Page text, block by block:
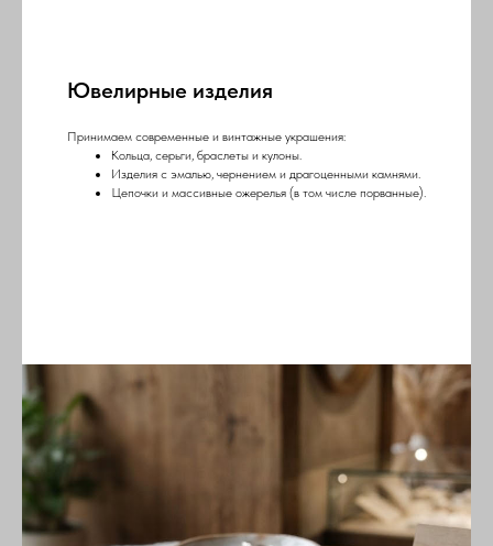
Ювелирные изделия
Принимаем современные и винтажные украшения:
Кольца, серьги, браслеты и кулоны.
Изделия с эмалью, чернением и драгоценными камнями.
Цепочки и массивные ожерелья (в том числе порванные).